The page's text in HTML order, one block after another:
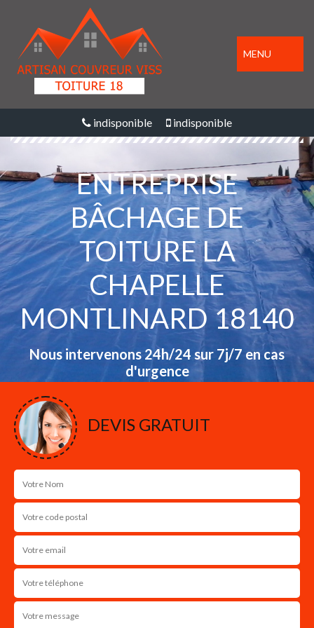
MENU
indisponible indisponible
ENTREPRISE
BÂCHAGE DE
TOITURE LA
CHAPELLE
MONTLINARD 18140
Nous intervenons 24h/24 sur 7j/7 en cas
d'urgence
DEVIS GRATUIT